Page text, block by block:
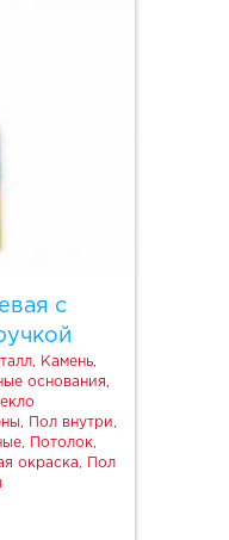
с
Камень,
основания,
Пол внутри,
Потолок,
окраска, Пол